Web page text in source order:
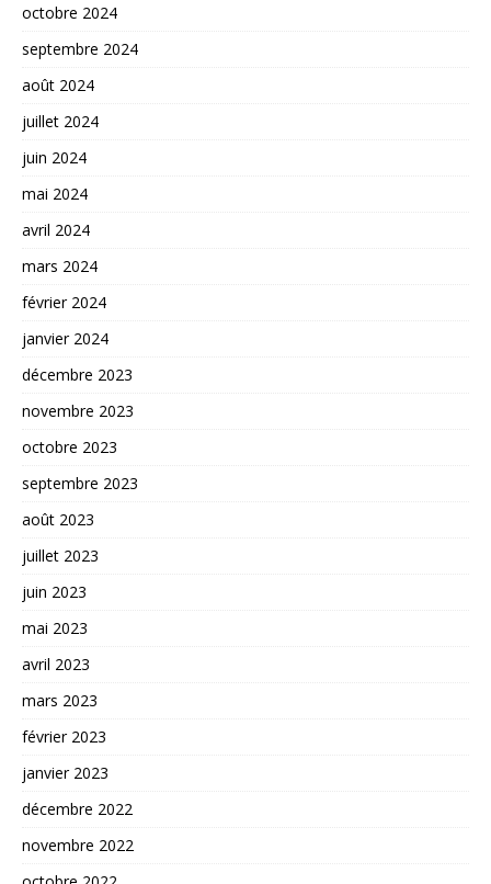
octobre 2024
septembre 2024
août 2024
juillet 2024
juin 2024
mai 2024
avril 2024
mars 2024
février 2024
janvier 2024
décembre 2023
novembre 2023
octobre 2023
septembre 2023
août 2023
juillet 2023
juin 2023
mai 2023
avril 2023
mars 2023
février 2023
janvier 2023
décembre 2022
novembre 2022